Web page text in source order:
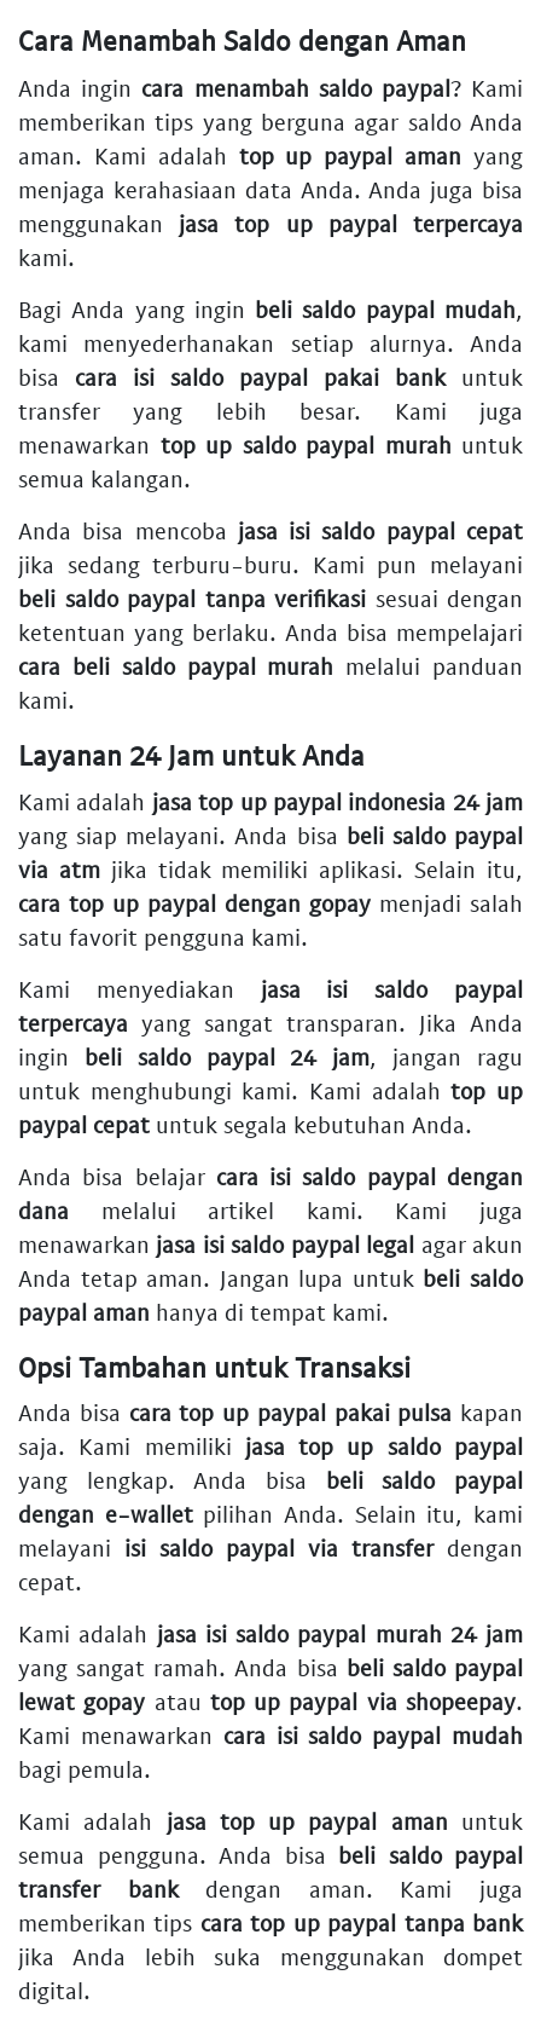
Cara Menambah Saldo dengan Aman
Anda ingin cara menambah saldo paypal? Kami
memberikan tips yang berguna agar saldo Anda
aman. Kami adalah top up paypal aman yang
menjaga kerahasiaan data Anda. Anda juga bisa
menggunakan jasa top up paypal terpercaya
kami.
Bagi Anda yang ingin beli saldo paypal mudah,
kami menyederhanakan setiap alurnya. Anda
bisa cara isi saldo paypal pakai bankuntuk
transfer yang lebih besar. Kami juga
menawarkan top up saldo paypal murah untuk
semua kalangan.
Anda bisa mencoba jasa isi saldo paypal cepat
jika sedang terburu-buru. Kami pun melayani
beli saldo paypal tanpa verifikasi sesuai dengan
ketentuan yang berlaku. Anda bisa mempelajari
cara beli saldo paypal murah melalui panduan
kami.
Layanan 24 Jam untuk Anda
Kami adalah jasa top up paypal indonesia 24 jam
yang siap melayani. Anda bisa beli saldo paypal
via atmjika tidak memiliki aplikasi. Selain itu,
cara top up paypal dengan gopay menjadi salah
satu favorit pengguna kami.
Kami menyediakan jasa isi saldo paypal
terpercaya yang sangat transparan. Jika Anda
ingin beli saldo paypal 24 jam, jangan ragu
untuk menghubungi kami. Kami adalahtop up
paypal cepat untuk segala kebutuhan Anda.
Anda bisa belajar cara isi saldo paypal dengan
dana melalui artikel kami. Kami juga
menawarkan jasa isi saldo paypal legal agar akun
Anda tetap aman. Jangan lupa untuk beli saldo
paypal aman hanya di tempat kami.
Opsi Tambahan untuk Transaksi
Anda bisa cara top up paypal pakai pulsa kapan
saja. Kami memiliki jasa top up saldo paypal
yang lengkap. Anda bisa beli saldo paypal
dengan e-walletpilihan Anda. Selain itu, kami
melayani isi saldo paypal via transferdengan
cepat.
Kami adalah jasa isi saldo paypal murah 24 jam
yang sangat ramah. Anda bisa beli saldo paypal
lewat gopay atau top up paypal via shopeepay.
Kami menawarkan cara isi saldo paypal mudah
bagi pemula.
Kami adalah jasa top up paypal aman untuk
semua pengguna. Anda bisa beli saldo paypal
transfer bankdengan aman. Kami juga
memberikan tips cara top up paypal tanpa bank
jika Anda lebih suka menggunakan dompet
digital.